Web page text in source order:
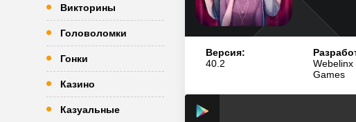
Викторины
Головоломки
Гонки
Казино
Казуальные
Версия:
40.2
Webelinx
Games